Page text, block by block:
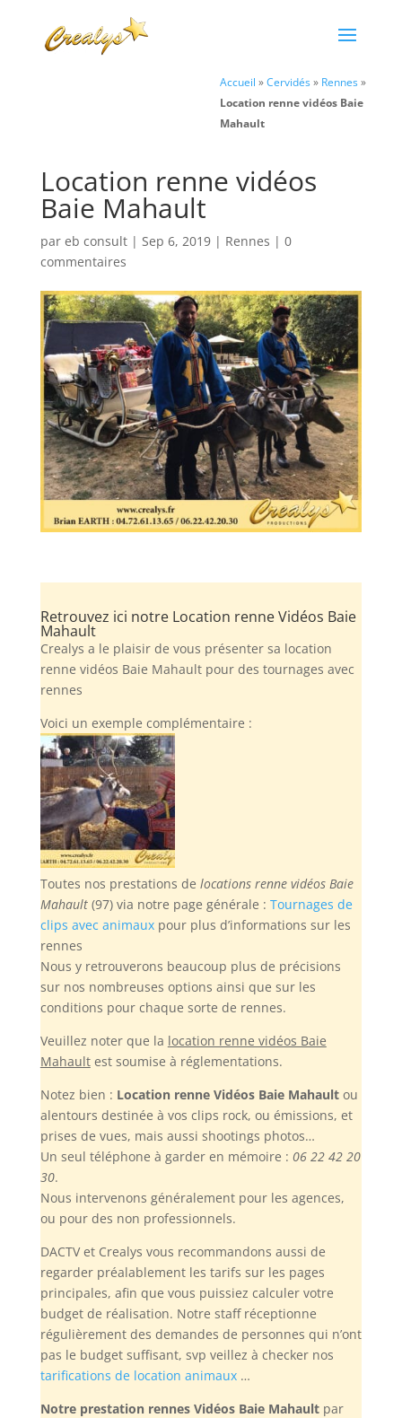
Accueil »Cervidés» Rennes»
Location renne vidéos Baie
Mahault
Location renne vidéos
Baie Mahault
par eb consult| Sep 6, 2019| Rennes | 0
commentaires
Retrouvez ici notre Location renne Vidéos Baie
Mahault
Crealys a le plaisir de vous présenter sa location
renne vidéos Baie Mahault pour des tournages avec
rennes
Voici un exemple complémentaire :
Toutes nos prestations de locations renne vidéos Baie
Mahault(97) via notre page générale : Tournages de
clips avec animauxpour plus d’informations sur les
rennes
Nous y retrouverons beaucoup plus de précisions
sur nos nombreuses options ainsi que sur les
conditions pour chaque sorte de rennes.
Veuillez noterque la location renne vidéos Baie
Mahaultest soumise à réglementations.
Notez bien : Location renne Vidéos Baie Mahaultou
alentours destinée à vos clips rock, ou émissions, et
prises de vues, mais aussi shootings photos…
Un seul téléphone à garder en mémoire : 06 22 42 20
30.
Nous intervenons généralement pour les agences,
ou pour des non professionnels.
DACTV et Crealys vous recommandons aussi de
regarder préalablement les tarifs sur les pages
principales, afin que vous puissiez calculer votre
budget de réalisation. Notre staff réceptionne
régulièrement des demandes de personnes qui n’ont
pas le budget suffisant, svp veillez à checker nos
tarifications de location animaux…
Notre prestation rennes Vidéos Baie Mahaultpar